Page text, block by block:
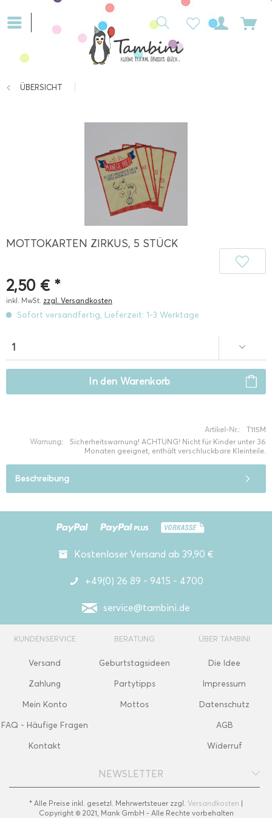
ÜBERSICHT
MOTTOKARTEN ZIRKUS, 5 STÜCK
2,50 € *
inkl. MwSt. zzgl. Versandkosten
Sofort versandfertig, Lieferzeit: 1-3 Werktage
In den Warenkorb
Artikel-Nr.:
T115M
Warnung:
Sicherheitswarnung! ACHTUNG! Nicht für Kinder unter 36
Monaten geeignet, enthält verschluckbare Kleinteile.
Beschreibung
Kostenloser Versand ab 39,90 €
+49(0) 26 89 - 9415 - 4700
service@tambini.de
KUNDENSERVICE
Versand
Zahlung
Mein Konto
FAQ - Häufige Fragen
Kontakt
BERATUNG
Geburtstagsideen
Partytipps
Mottos
ÜBER TAMBINI
Die Idee
Impressum
Datenschutz
AGB
Widerruf
NEWSLETTER
* Alle Preise inkl. gesetzl. Mehrwertsteuer zzgl. Versandkosten |
Copyright © 2021, Mank GmbH - Alle Rechte vorbehalten